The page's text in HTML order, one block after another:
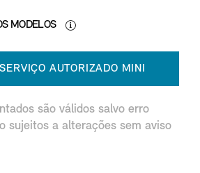
MODELOS
AUTORIZADO MINI
são válidos salvo erro
sujeitos a alterações sem aviso